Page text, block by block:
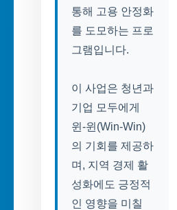
통해 고용 안정화
를 도모하는 프로
그램입니다.
이 사업은 청년과
기업 모두에게
윈-윈(Win-Win)
의 기회를 제공하
며, 지역 경제 활
성화에도 긍정적
인 영향을 미칠